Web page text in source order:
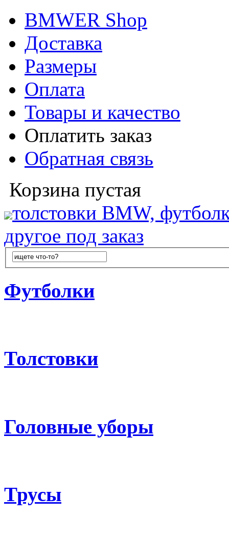
BMWER Shop
Доставка
Размеры
Оплата
Товары и качество
Оплатить заказ
Обратная связь
Корзина пустая
толстовки BMW,
другое под заказ
Футболки
Толстовки
Головные уборы
Трусы